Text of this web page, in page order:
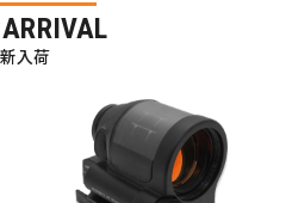
新入荷